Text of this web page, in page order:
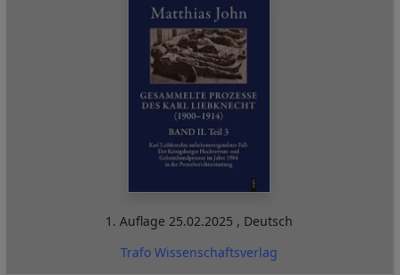
1. Auflage25.02.2025 , Deutsch
Trafo Wissenschaftsverlag